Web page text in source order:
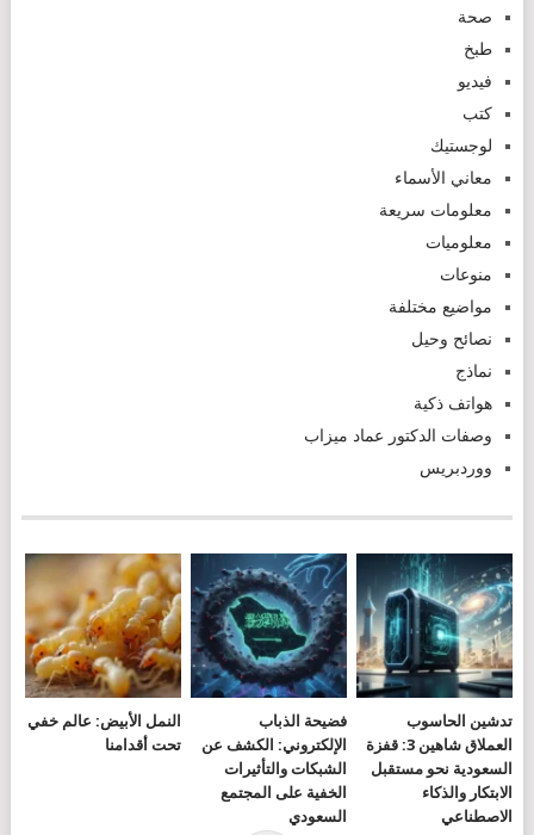
صحة
طبخ
فيديو
كتب
لوجستيك
معاني الأسماء
معلومات سريعة
معلوميات
منوعات
مواضيع مختلفة
نصائح وحيل
نماذج
هواتف ذكية
وصفات الدكتور عماد ميزاب
ووردبريس
تدشين الحاسوب
العملاق شاهين 3: قفزة
السعودية نحو مستقبل
الابتكار والذكاء
الاصطناعي
فضيحة الذباب
الإلكتروني: الكشف عن
الشبكات والتأثيرات
الخفية على المجتمع
السعودي
النمل الأبيض: عالم خفي
تحت أقدامنا